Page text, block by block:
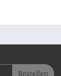
Bestellen